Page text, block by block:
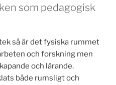
som pedagogisk
så är det fysiska rummet
och forskning men
och lärande.
både rumsligt och